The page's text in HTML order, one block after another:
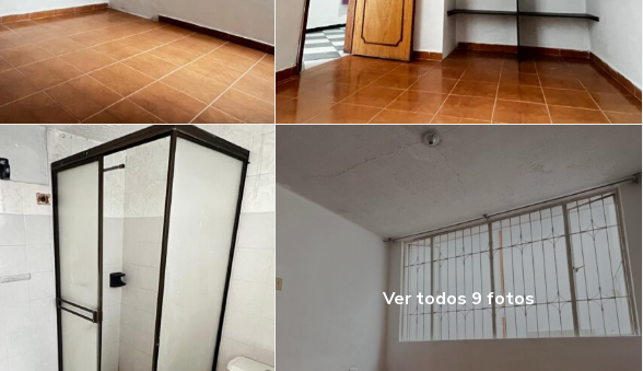
Ver todos 9 fotos